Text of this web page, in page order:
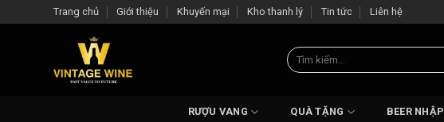
to
Trang chủ Giới thiệu Khuyến mại Kho thanh lý Tin tức Liên hệ
Tìm
kiếm:
RƯỢU VANG QUÀ TẶNG BEER NHẬP